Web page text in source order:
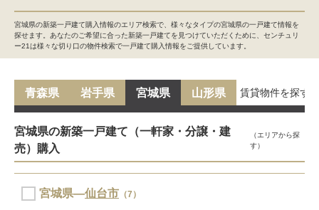
宮城県の新築一戸建て購入情報のエリア検索で、様々なタイプの宮城県の一戸建て情報を
探せます。あなたのご希望に合った新築一戸建てを見つけていただくために、センチュリ
ー21は様々な切り口の物件検索で一戸建て購入情報をご提供しています。
青森県 岩手県 宮城県 山形県 賃貸物件を探す
宮城県の新築一戸建て（一軒家・分譲・建
売）購入
（エリアから探
す）
宮城県―仙台市 （7）